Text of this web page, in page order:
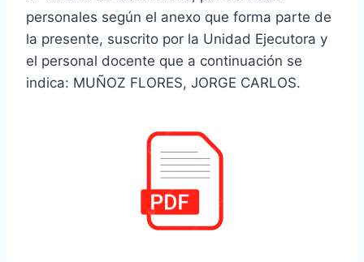
personales según el anexo que forma parte de
la presente, suscrito por la Unidad Ejecutora y
el personal docente que a continuación se
indica: MUÑOZ FLORES, JORGE CARLOS.